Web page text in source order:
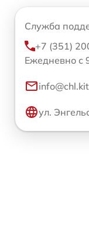
Служба
+7 (351)
Ежедневно с
ул.